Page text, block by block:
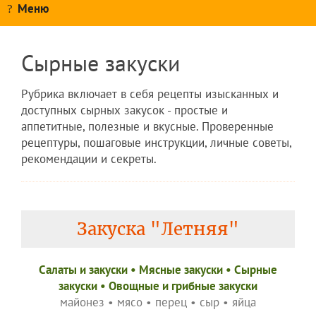
Меню
Сырные закуски
Рубрика включает в себя рецепты изысканных и
доступных сырных закусок - простые и
аппетитные, полезные и вкусные. Проверенные
рецептуры, пошаговые инструкции, личные советы,
рекомендации и секреты.
Закуска "Летняя"
Салаты и закуски • Мясные закуски • Сырные
закуски • Овощные и грибные закуски
майонез • мясо • перец • сыр • яйца